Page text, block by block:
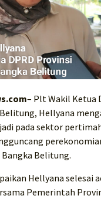
– Plt Wakil Ketua
Hellyana
pada sektor
Belitung.
Hellyana selesai
Pemerintah